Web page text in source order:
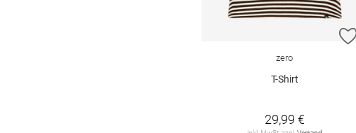
zero
T-Shirt
29,99 €